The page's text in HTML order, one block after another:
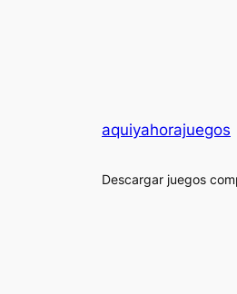
aquiyahorajuegos
Descargar juegos